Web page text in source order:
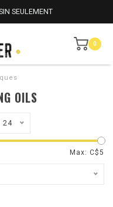
SEULEMENT
0
OILS
24
Max: C$5